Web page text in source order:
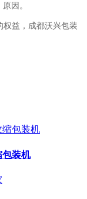
因。
益，成都沃兴包装
包装机